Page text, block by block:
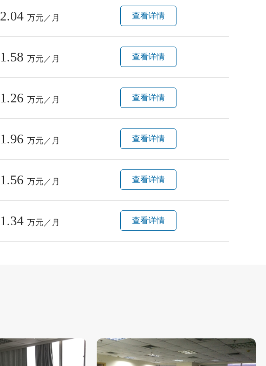
2.04 万元／月 查看详情
1.58 万元／月 查看详情
1.26 万元／月 查看详情
1.96 万元／月 查看详情
1.56 万元／月 查看详情
1.34 万元／月 查看详情